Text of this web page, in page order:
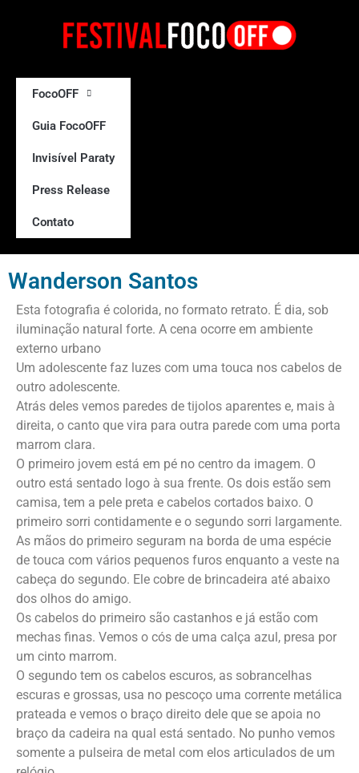
FocoOFF
Guia FocoOFF
Invisível Paraty
Press Release
Contato
Wanderson Santos
Esta fotografia é colorida, no formato retrato. É dia, sob
iluminação natural forte. A cena ocorre em ambiente
externo urbano
Um adolescente faz luzes com uma touca nos cabelos de
outro adolescente.
Atrás deles vemos paredes de tijolos aparentes e, mais à
direita, o canto que vira para outra parede com uma porta
marrom clara.
O primeiro jovem está em pé no centro da imagem. O
outro está sentado logo à sua frente. Os dois estão sem
camisa, tem a pele preta e cabelos cortados baixo. O
primeiro sorri contidamente e o segundo sorri largamente.
As mãos do primeiro seguram na borda de uma espécie
de touca com vários pequenos furos enquanto a veste na
cabeça do segundo. Ele cobre de brincadeira até abaixo
dos olhos do amigo.
Os cabelos do primeiro são castanhos e já estão com
mechas finas. Vemos o cós de uma calça azul, presa por
um cinto marrom.
O segundo tem os cabelos escuros, as sobrancelhas
escuras e grossas, usa no pescoço uma corrente metálica
prateada e vemos o braço direito dele que se apoia no
braço da cadeira na qual está sentado. No punho vemos
somente a pulseira de metal com elos articulados de um